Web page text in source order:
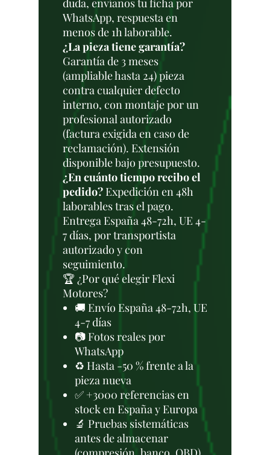
duda, envíanos tu ficha por
WhatsApp, respuesta en
menos de 1h laborable.
¿La pieza tiene garantía?
Garantía de 3 meses
(ampliable hasta 24) pieza
contra cualquier defecto
interno, con montaje por un
profesional autorizado
(factura exigida en caso de
reclamación). Extensión
disponible bajo presupuesto.
¿En cuánto tiempo recibo el
pedido? Expedición en 48h
laborables tras el pago.
Entrega España 48-72h, UE 4-
7 días, por transportista
autorizado y con
seguimiento.
🏆 ¿Por qué elegir Flexi
Motores?
🚚 Envío España 48-72h, UE
4-7 días
📷 Fotos reales por
WhatsApp
♻️ Hasta -50 % frente a la
pieza nueva
✅ +3000 referencias en
stock en España y Europa
🔬 Pruebas sistemáticas
antes de almacenar